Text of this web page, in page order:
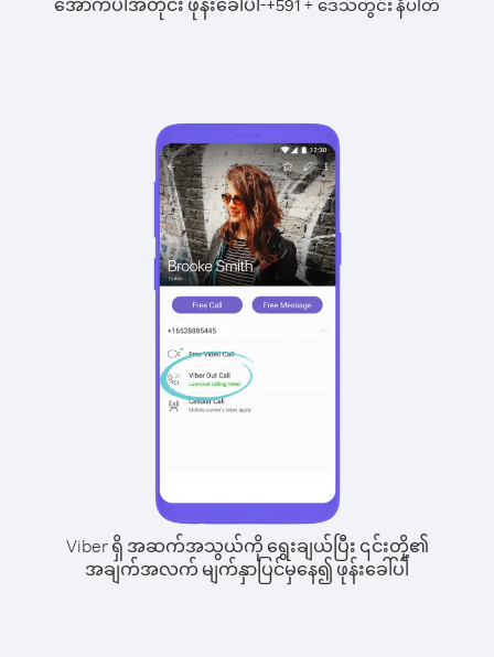
အောက်ပါအတိုင်း ဖုန်းခေါ်ပါ-+591 + ဒေသတွင်း နံပါတ်
Viber ရှိ အဆက်အသွယ်ကို ရွေးချယ်ပြီး ၎င်းတို့၏
အချက်အလက် မျက်နှာပြင်မှနေ၍ ဖုန်းခေါ်ပါ